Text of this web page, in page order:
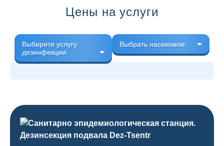
Цены на услуги
Выберите услугу
дезинфекции:
Выбрать насекомое: